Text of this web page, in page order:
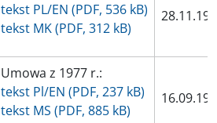
tekst PL/EN (PDF, 536 kB)
tekst MK (PDF, 312 kB)
Umowa z 1977 r.:
tekst Pl/EN (PDF, 237 kB)
tekst MS (PDF, 885 kB)